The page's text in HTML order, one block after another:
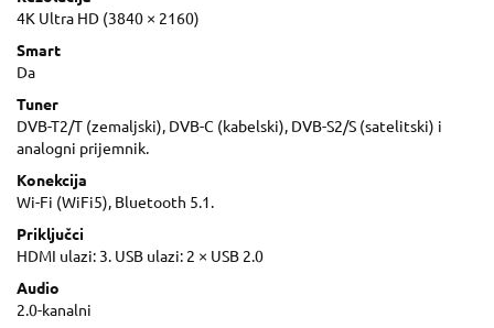
4K Ultra HD (3840 × 2160)
Smart
Da
Tuner
DVB-T2/T (zemaljski), DVB-C (kabelski), DVB-S2/S (satelitski) i
analogni prijemnik.
Konekcija
Wi-Fi (WiFi5), Bluetooth 5.1.
Priključci
HDMI ulazi: 3. USB ulazi: 2 × USB 2.0
Audio
2.0-kanalni